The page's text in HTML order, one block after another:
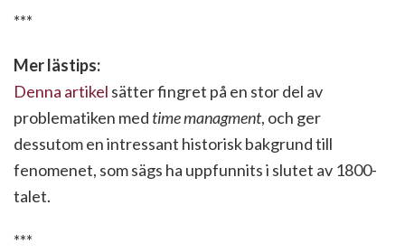
***
Mer lästips:
Denna artikel sätter fingret på en stor del av
problematiken med time managment, och ger
dessutom en intressant historisk bakgrund till
fenomenet, som sägs ha uppfunnits i slutet av 1800-
talet.
***